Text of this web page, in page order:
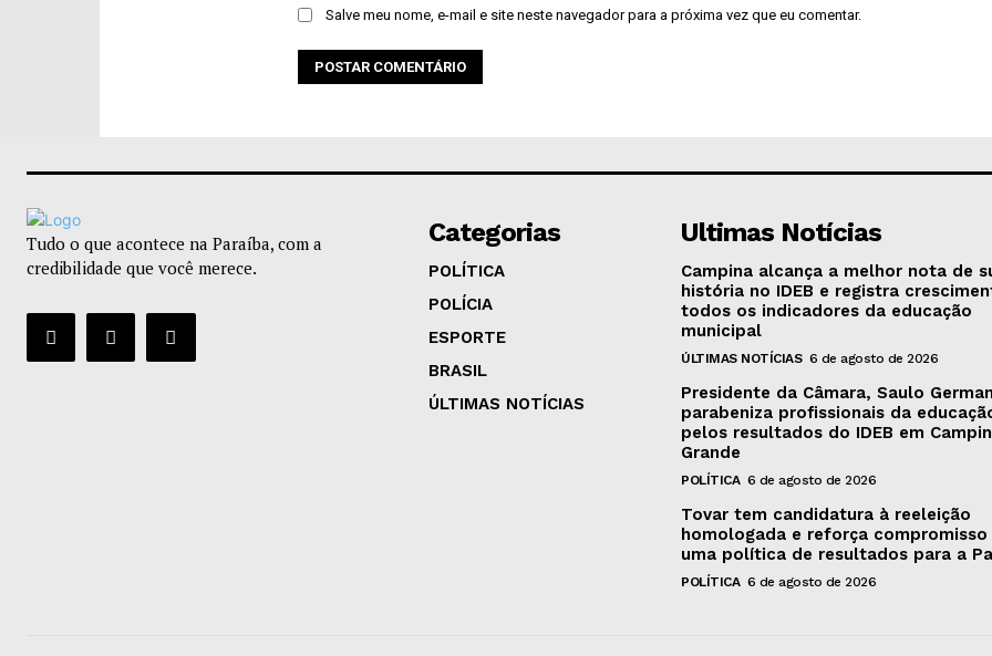
Salve meu nome, e-mail e site neste navegador para a próxima vez que eu comentar.
Tudo o que acontece na Paraíba, com a
credibilidade que você merece.
Categorias
POLÍTICA
POLÍCIA
ESPORTE
BRASIL
ÚLTIMAS NOTÍCIAS
Ultimas Notícias
Campina alcança a melhor nota de
história no IDEB e registra
todos os indicadores da educação
municipal
ÚLTIMAS NOTÍCIAS 6 de agosto de 2026
Presidente da Câmara, Saulo
parabeniza profissionais da
pelos resultados do IDEB em
Grande
POLÍTICA 6 de agosto de 2026
Tovar tem candidatura à reeleição
homologada e reforça compromisso
uma política de resultados para a
POLÍTICA 6 de agosto de 2026